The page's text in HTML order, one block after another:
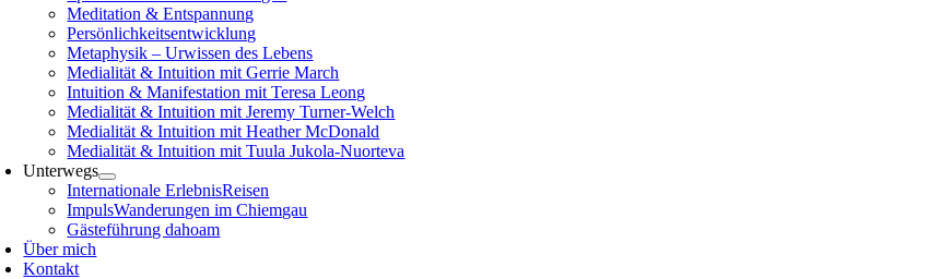
Meditation & Entspannung
Persönlichkeitsentwicklung
Metaphysik – Urwissen des Lebens
Medialität & Intuition mit Gerrie March
Intuition & Manifestation mit Teresa Leong
Medialität & Intuition mit Jeremy Turner-Welch
Medialität & Intuition mit Heather McDonald
Medialität & Intuition mit Tuula Jukola-Nuorteva
Unterwegs
Internationale ErlebnisReisen
ImpulsWanderungen im Chiemgau
Gästeführung dahoam
Über mich
Kontakt